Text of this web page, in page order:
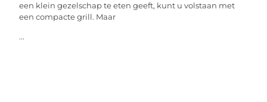
een klein gezelschap te eten geeft, kunt u volstaan met
een compacte grill. Maar
...